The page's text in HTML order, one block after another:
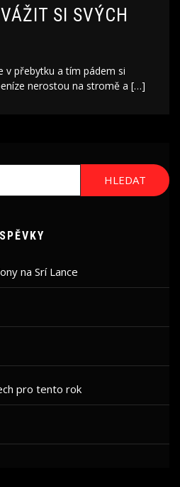
SI SVÝCH
v přebytku a tím pádem si
nerostou na stromě a […]
na Srí Lance
pro tento rok